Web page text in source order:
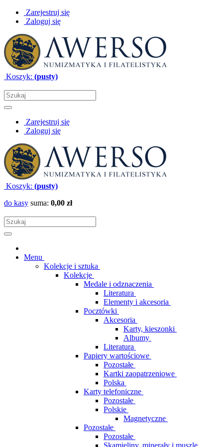
Zarejestruj się
Zaloguj się
Koszyk: (pusty)
Zarejestruj się
Zaloguj się
Koszyk: (pusty)
do kasy suma: 0,00 zł
Menu
Kolekcje i sztuka
Kolekcje
Medale i odznaczenia
Literatura
Elementy i akcesoria
Pocztówki
Akcesoria
Karty, kieszonki
Albumy
Literatura
Papiery wartościowe
Pozostałe
Kartki zaopatrzeniowe
Polska
Karty telefoniczne
Pozostałe
Polskie
Magnetyczne
Pozostałe
Pozostałe
Skamieliny, minerały i muszle